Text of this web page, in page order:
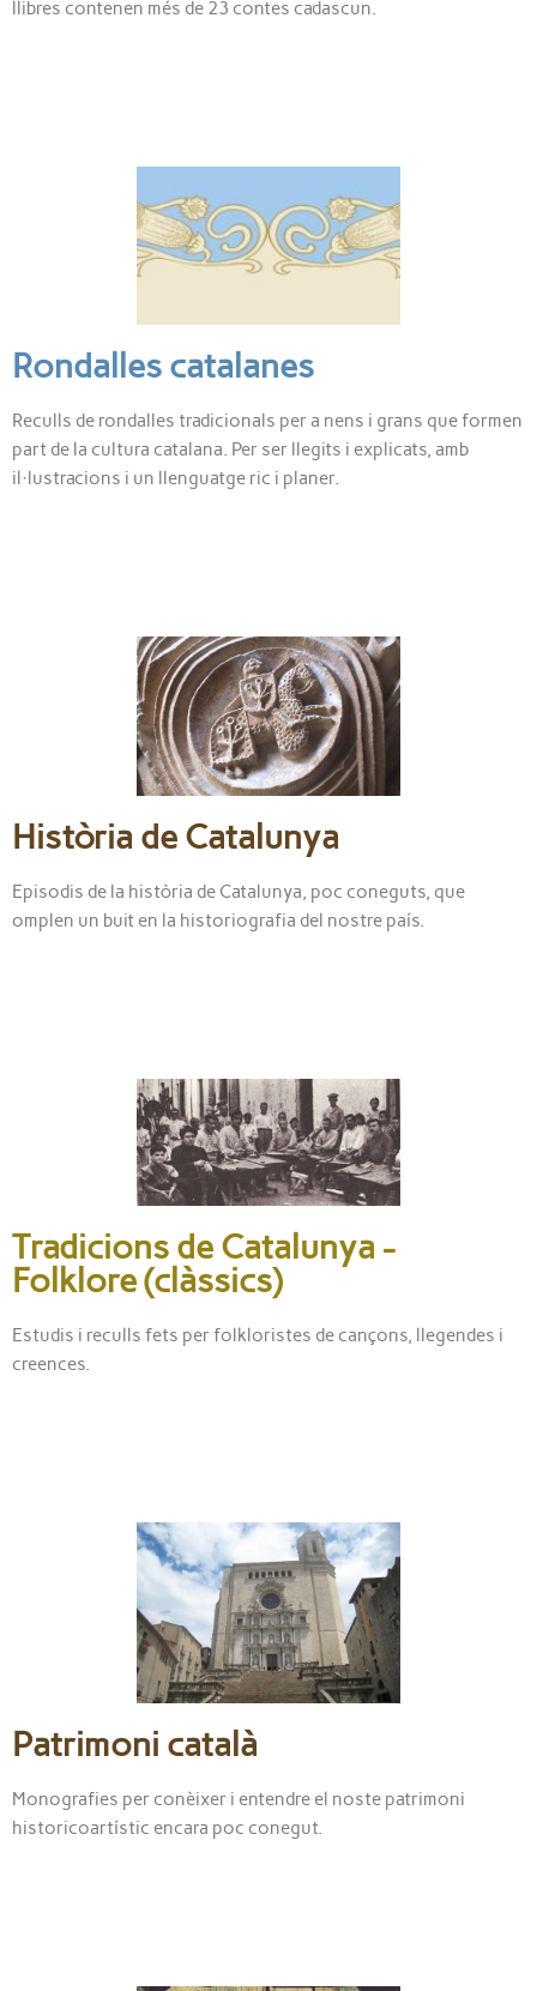
llibres contenen més de 23 contes cadascun.
Rondalles catalanes
Reculls de rondalles tradicionals per a nens i grans que formen
part de la cultura catalana. Per ser llegits i explicats, amb
il·lustracions i un llenguatge ric i planer.
Història de Catalunya
Episodis de la història de Catalunya, poc coneguts, que
omplen un buit en la historiografia del nostre país.
Tradicions de Catalunya -
Folklore (clàssics)
Estudis i reculls fets per folkloristes de cançons, llegendes i
creences.
Patrimoni català
Monografies per conèixer i entendre el noste patrimoni
historicoartístic encara poc conegut.